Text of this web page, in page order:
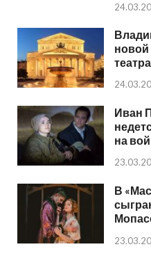
театра
Иван
на
В